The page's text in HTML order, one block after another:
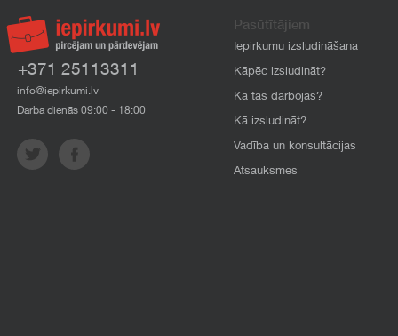
+371 25113311
info@iepirkumi.lv
Darba dienās 09:00 - 18:00
Pasūtītājiem
Iepirkumu izsludināšana
Kāpēc izsludināt?
Kā tas darbojas?
Kā izsludināt?
Vadība un konsultācijas
Atsauksmes